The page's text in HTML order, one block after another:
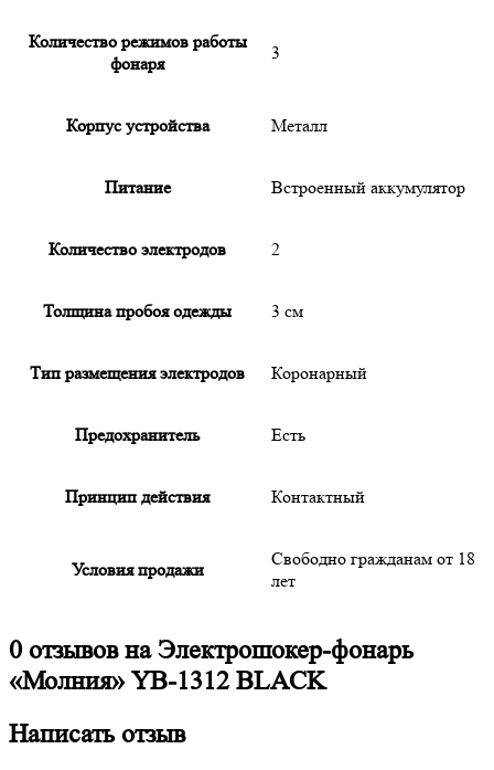
Количество режимов работы
фонаря
3
Корпус устройства Металл
Питание Встроенный аккумулятор
Количество электродов 2
Толщина пробоя одежды 3 см
Тип размещения электродов Коронарный
Предохранитель Есть
Принцип действия Контактный
Условия продажи
Свободно гражданам от 18
лет
0 отзывов наЭлектрошокер-фонарь
«Молния» YB-1312 BLACK
Написать отзыв